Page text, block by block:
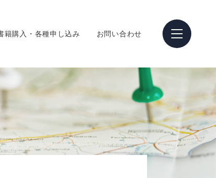
籍購入・各種申し込み お問い合わせ